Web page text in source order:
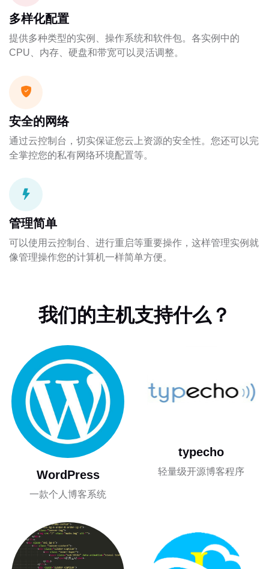
多样化配置
提供多种类型的实例、操作系统和软件包。各实例中的
CPU、内存、硬盘和带宽可以灵活调整。
安全的网络
通过云控制台，切实保证您云上资源的安全性。您还可以完
全掌控您的私有网络环境配置等。
管理简单
可以使用云控制台、进行重启等重要操作，这样管理实例就
像管理操作您的计算机一样简单方便。
我们的主机支持什么？
WordPress
一款个人博客系统
typecho
轻量级开源博客程序